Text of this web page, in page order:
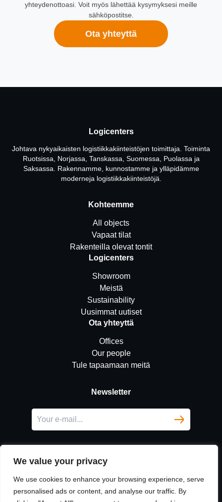
We value your privacy
We use cookies to enhance your browsing experience, serve
personalised ads or content, and analyse our traffic. By
yhteydenottoasi. Voit myös lähettää kysymyksesi meille
sähköpostitse.
Ota yhteyttä
Logicenters
Johtava nykyaikaisten logistiikkakiinteistöjen toimittaja. Toiminta
Ruotsissa, Norjassa, Tanskassa, Suomessa, Puolassa ja
Saksassa. Rakennamme, kunnostamme ja ylläpidämme
moderneja logistiikkakiinteistöjä.
Kohteemme
All objects
Vapaat tilat
Rakenteilla olevat tontit
Logicenters
Showroom
Meistä
Sustainability
Uusimmat uutiset
Ota yhteyttä
Offices
Our people
Tule tapaamaan meitä
Newsletter
LinkedIn